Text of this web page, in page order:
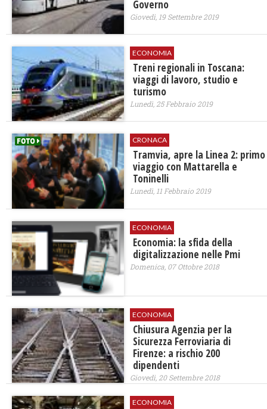
Governo
Giovedì, 19 Settembre 2019
ECONOMIA
Treni regionali in Toscana:
viaggi di lavoro, studio e
turismo
Lunedì, 25 Febbraio 2019
CRONACA
Tramvia, apre la Linea 2: primo
viaggio con Mattarella e
Toninelli
Lunedì, 11 Febbraio 2019
ECONOMIA
Economia: la sfida della
digitalizzazione nelle Pmi
Domenica, 07 Ottobre 2018
ECONOMIA
Chiusura Agenzia per la
Sicurezza Ferroviaria di
Firenze: a rischio 200
dipendenti
Giovedì, 20 Settembre 2018
ECONOMIA